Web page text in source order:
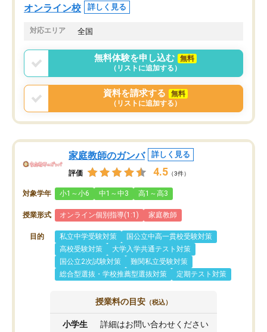
す！！
標を見つける事が出来ま
オンライン校 詳しく見る
対応エリア 全国
無料体験を申し込む
無料
（リストに追加する）
資料を請求する
無料
（リストに追加する）
家庭教師のガンバ 詳しく見る
評価 4.5 （3件）
対象学年 小1～小6 中1～中3 高1～高3
授業形式 オンライン個別指導(1:1) 家庭教師
目的 私立中学受験対策
国公立中高一貫校受験対策
高校受験対策
大学入学共通テスト対策
国公立2次試験対策
難関私立受験対策
総合型選抜・学校推薦型選抜対策
定期テスト対策
授業料の目安 （税込）
小学生 詳細はお問い合わせください